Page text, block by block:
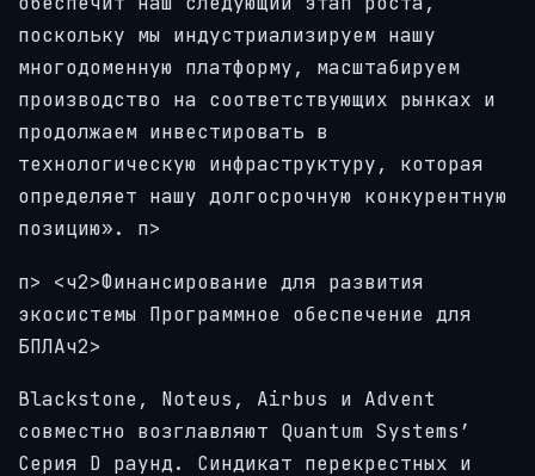
поскольку мы индустриализируем нашу
многодоменную платформу, масштабируем
производство на соответствующих рынках и
продолжаем инвестировать в
технологическую инфраструктуру, которая
определяет нашу долгосрочную конкурентную
позицию». п>
п> <ч2>Финансирование для развития
экосистемы Программное обеспечение для
БПЛАч2>
Blackstone, Noteus, Airbus и Advent
совместно возглавляют Quantum Systems’
Серия D раунд. Синдикат перекрестных и